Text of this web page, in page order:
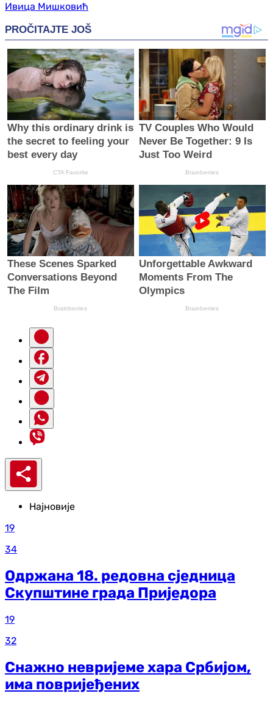
Ивица Мишковић
Најновије
19
34
Одржана 18. редовна сједница
Скупштине града Приједора
19
32
Снажно невријеме хара Србијом,
има повријеђених